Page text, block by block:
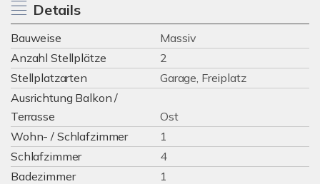
Details
Bauweise
Massiv
Anzahl Stellplätze
2
Stellplatzarten
Garage, Freiplatz
Ausrichtung Balkon /
Terrasse
Ost
Wohn- / Schlafzimmer
1
Schlafzimmer
4
Badezimmer
1